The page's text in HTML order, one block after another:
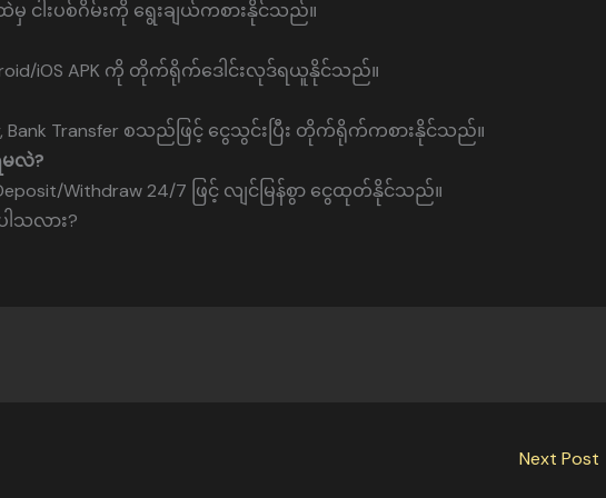
မှ ငါးပစ်ဂိမ်းကို ရွေးချယ်ကစားနိုင်သည်။
iOS APK ကို တိုက်ရိုက်ဒေါင်းလုဒ်ရယူနိုင်သည်။
Bank Transfer စသည်ဖြင့် ငွေသွင်းပြီး တိုက်ရိုက်ကစားနိုင်သည်။
လဲ?
Withdraw 24/7 ဖြင့် လျင်မြန်စွာ ငွေထုတ်နိုင်သည်။
ါသလား?
Next Post